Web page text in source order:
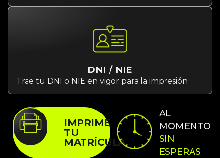
DNI / NIE
Trae tu DNI o NIE en vigor para la impresión
IMPRIME
TU
MATRÍCULA
AL
MOMENTO
SIN
ESPERAS